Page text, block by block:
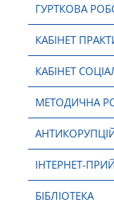
ГУРТКОВА
КАБІНЕТ
КАБІНЕТ
МЕТОДИЧНА
ІНТЕРНЕТ-
БІБЛІОТЕКА